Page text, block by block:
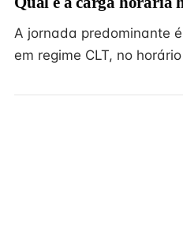
A jornada predominante
em regime CLT, no